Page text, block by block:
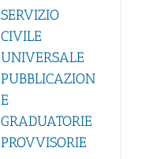
SERVIZIO
CIVILE
UNIVERSALE
PUBBLICAZION
E
GRADUATORIE
PROVVISORIE